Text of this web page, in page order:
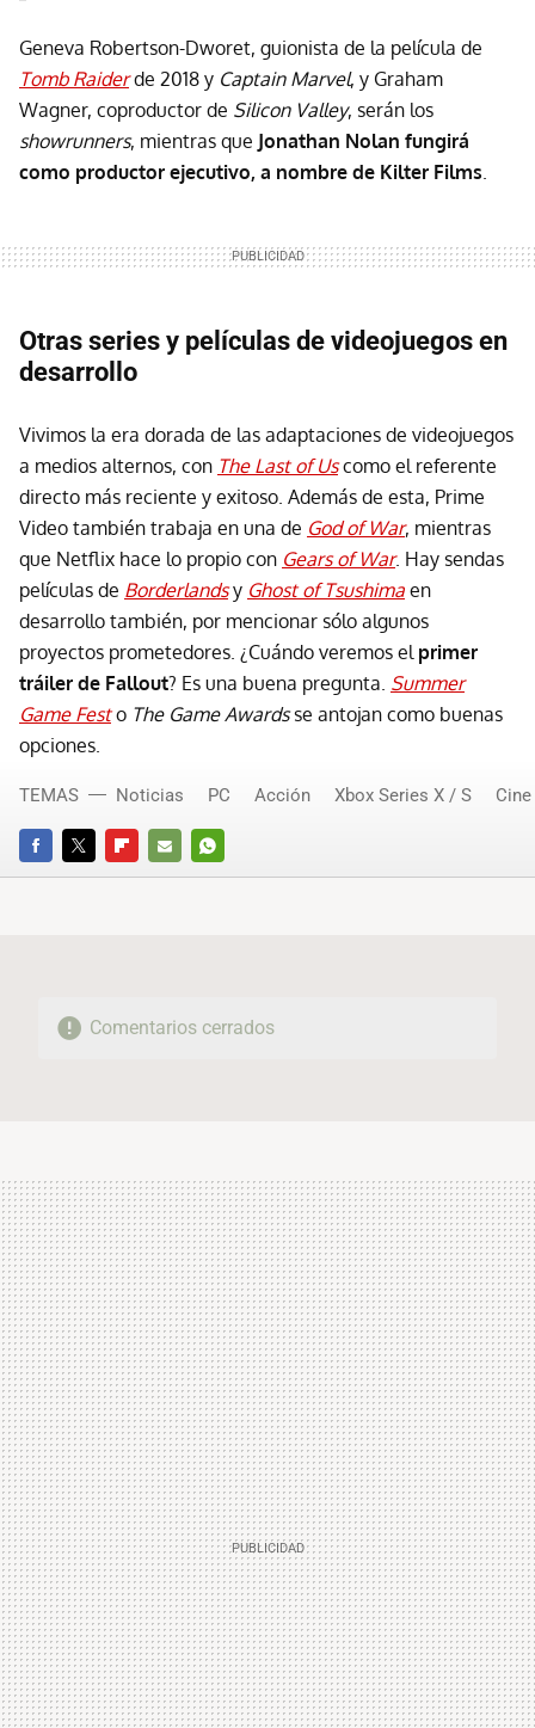
Geneva Robertson-Dworet, guionista de la película de
Tomb Raiderde 2018 y Captain Marvel, y Graham
Wagner, coproductor de Silicon Valley, serán los
showrunners, mientras que Jonathan Nolan fungirá
como productor ejecutivo, a nombre de Kilter Films.
Otras series y películas de videojuegos en
desarrollo
Vivimos la era dorada de las adaptaciones de videojuegos
a medios alternos, con The Last of Uscomo el referente
directo más reciente y exitoso. Además de esta, Prime
Video también trabaja en una de God of War, mientras
que Netflix hace lo propio con Gears of War. Hay sendas
películas de Borderlandsy Ghost of Tsushima en
desarrollo también, por mencionar sólo algunos
proyectos prometedores. ¿Cuándo veremos el primer
tráiler de Fallout? Es una buena pregunta. Summer
Game Festo The Game Awardsse antojan como buenas
opciones.
FACEBOOKTWITTERFLIPBOARD
E-
WHATSAPP
TEMAS Noticias PC Acción Xbox Series X / S
Comentarios cerrados